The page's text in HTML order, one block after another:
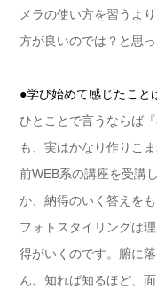
メラの使い方を習うよ
方が良いのでは？と思っ
●学び始めて感じたこと
ひとことで言うならば
も、実はかなり作りこ
前WEB系の講座を受講
か、納得のいく答えを
フォトスタイリングは
得がいくのです。腑に
ん。知れば知るほど、